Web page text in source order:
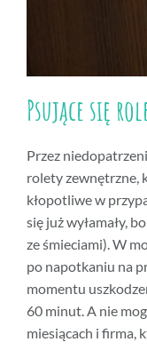
Psujące się
Przez
rolety zewnętrzne,
kłopotliwe w
się już wyłamały,
ze śmieciami). W
po napotkaniu na
momentu
60 minut. A nie
miesiącach i firma,